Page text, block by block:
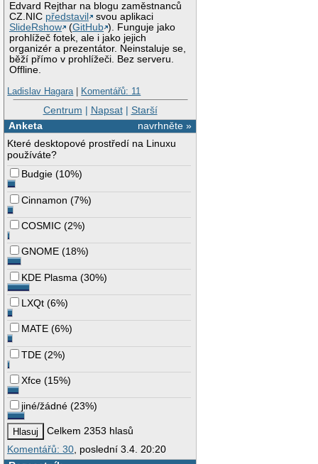
Edvard Rejthar na blogu zaměstnanců
CZ.NIC představil
svou aplikaci
SlideRshow
(GitHub ). Funguje jako
prohlížeč fotek, ale i jako jejich
organizér a prezentátor. Neinstaluje se,
běží přímo v prohlížeči. Bez serveru.
Offline.
Ladislav Hagara| Komentářů: 11
Centrum | Napsat| Starší
navrhněte »
Anketa
Které desktopové prostředí na Linuxu
používáte?
Budgie (10%)
Cinnamon (7%)
COSMIC (2%)
GNOME (18%)
KDE Plasma (30%)
LXQt (6%)
MATE (6%)
TDE (2%)
Xfce (15%)
jiné/žádné (23%)
Celkem 2353 hlasů
Komentářů: 30 , poslední 3.4. 20:20